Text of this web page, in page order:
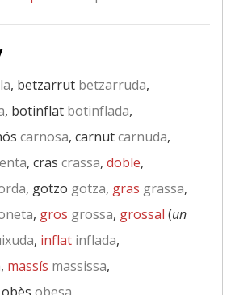
, betzarrut betzarruda,
, botinflat botinflada,
carnosa, carnutcarnuda,
, cras crassa, doble,
, gotzo gotza, gras grassa,
, gros grossa, grossal (un
, inflat inflada,
, massís massissa,